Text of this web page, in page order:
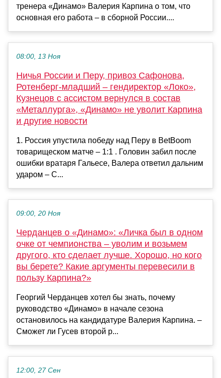
тренера «Динамо» Валерия Карпина о том, что
основная его работа – в сборной России....
08:00, 13 Ноя
Ничья России и Перу, привоз Сафонова,
Ротенберг-младший – гендиректор «Локо»,
Кузнецов с ассистом вернулся в состав
«Металлурга», «Динамо» не уволит Карпина
и другие новости
1. Россия упустила победу над Перу в BetBoom
товарищеском матче – 1:1 . Головин забил после
ошибки вратаря Гальесе, Валера ответил дальним
ударом – С...
09:00, 20 Ноя
Черданцев о «Динамо»: «Личка был в одном
очке от чемпионства – уволим и возьмем
другого, кто сделает лучше. Хорошо, но кого
вы берете? Какие аргументы перевесили в
пользу Карпина?»
Георгий Черданцев хотел бы знать, почему
руководство «Динамо» в начале сезона
остановилось на кандидатуре Валерия Карпина. –
Сможет ли Гусев второй р...
12:00, 27 Сен